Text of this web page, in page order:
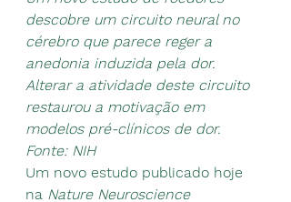
descobre um circuito neural no
cérebro que parece reger a
anedonia induzida pela dor.
Alterar a atividade deste circuito
restaurou a motivação em
modelos pré-clínicos de dor.
Fonte: NIH
Um novo estudo publicado hoje
na Nature Neuroscience